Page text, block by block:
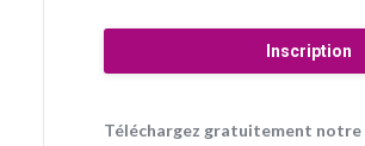
Téléchargez gratuitement notre